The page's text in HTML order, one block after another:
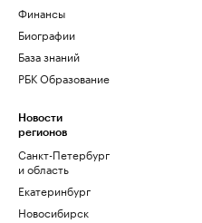
Финансы
Биографии
База знаний
РБК Образование
Новости
регионов
Санкт-Петербург
и область
Екатеринбург
Новосибирск